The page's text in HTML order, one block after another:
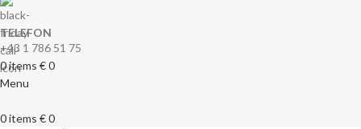
TELEFON
+43 1 786 51 75
0items €0
Menu
0items €0